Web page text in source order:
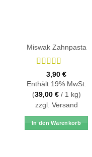
Miswak Zahnpasta
Bewertet
mit4.78
von 5
3,90 €
Enthält 19% MwSt.
(39,00 €/ 1 kg)
zzgl. Versand
In den Warenkorb